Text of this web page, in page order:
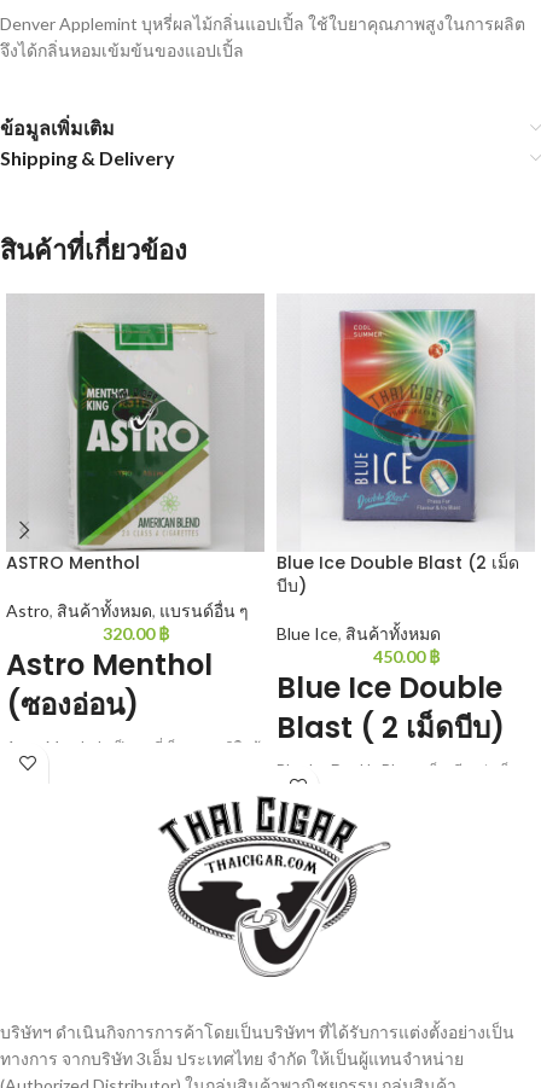
Denver Applemint บุหรี่ผลไม้กลิ่นแอปเปิ้ล ใช้ใบยาคุณภาพสูงในการผลิต
จึงได้กลิ่นหอมเข้มข้นของแอปเปิ้ล
ข้อมูลเพิ่มเติม
Shipping & Delivery
สินค้าที่เกี่ยวข้อง
ASTRO Menthol
Astro, สินค้าทั้งหมด, แบรนด์อื่น ๆ
320.00฿
Astro Menthol
(ซองอ่อน)
Astro Menthol : เป็นบุหรี่เย็นรสชาติใกล้
เคียงกับแอลเอ็มเขียว เย็นนุ่มๆสูบนิ่มๆ
Blue Ice Double Blast (2 เม็ด
บีบ)
Blue Ice, สินค้าทั้งหมด
450.00฿
Blue Ice Double
Blast ( 2 เม็ดบีบ)
Blue Ice Double Blast : เม็ดเดียวว่าเย็น
ไปเลยกับสองเม็ดบีบ 20 มวน/ซอง
บริษัทฯ ดำเนินกิจการการค้าโดยเป็นบริษัทฯ ที่ได้รับการแต่งตั้งอย่างเป็น
ทางการ จากบริษัท 3เอ็ม ประเทศไทย จํากัด ให้เป็นผู้แทนจำหน่าย